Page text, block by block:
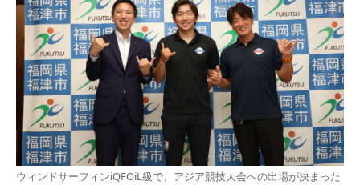
ウィンドサーフィンiQFOiL級で、アジア競技大会への出場が決まった